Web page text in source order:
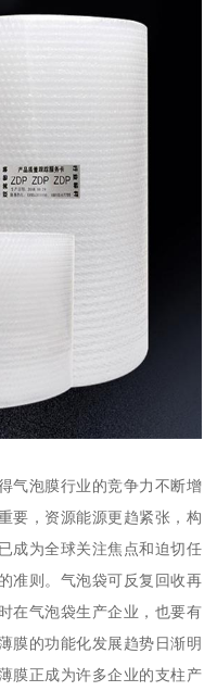
气泡膜行业的竞争力不断增
要，资源能源更趋紧张，构
成为全球关注焦点和迫切任
准则。气泡袋可反复回收再
在气泡袋生产企业，也要有
膜的功能化发展趋势日渐明
膜正成为许多企业的支柱产